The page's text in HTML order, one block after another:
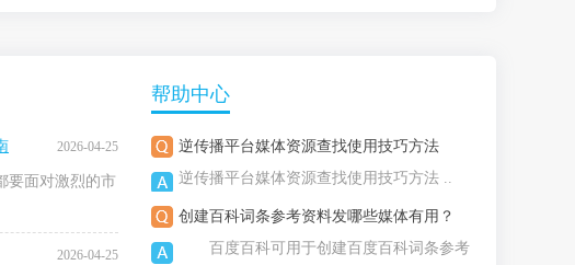
2026-04-25
要面对激烈的市
2026-04-25
帮助中心
逆传播平台媒体资源查找使用技巧方法
逆传播平台媒体资源查找使用技巧方法 ..
创建百科词条参考资料发哪些媒体有用？
百度百科可用于创建百度百科词条参考